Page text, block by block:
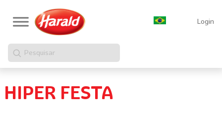
Login
Pesquisar
HIPER FESTA